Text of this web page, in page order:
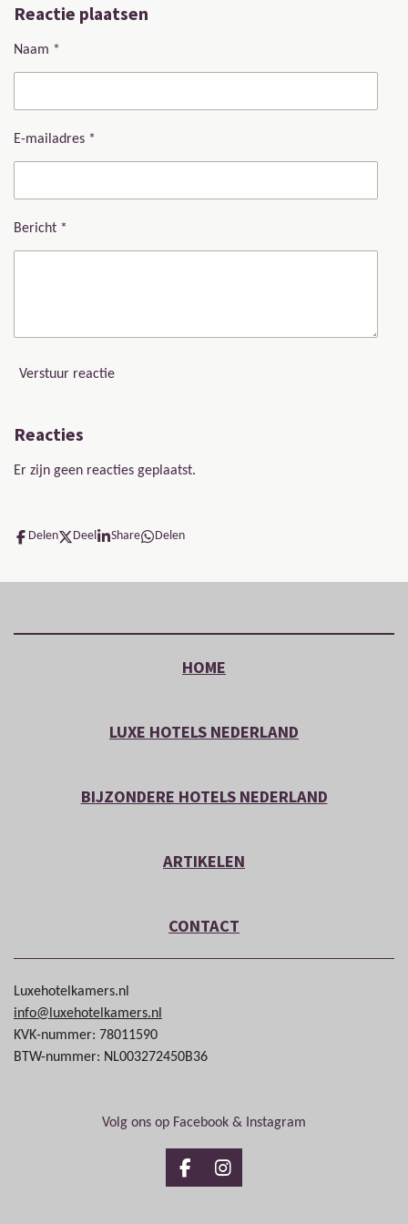
Reactie plaatsen
Naam *
E-mailadres *
Bericht *
Verstuur reactie
Reacties
Er zijn geen reacties geplaatst.
Delen Deel Share Delen
HOME
LUXE HOTELS NEDERLAND
BIJZONDERE HOTELS NEDERLAND
ARTIKELEN
CONTACT
Luxehotelkamers.nl
info@luxehotelkamers.nl
KVK-nummer: 78011590
BTW-nummer: NL003272450B36
Volg ons op Facebook & Instagram
FacebookInstagram